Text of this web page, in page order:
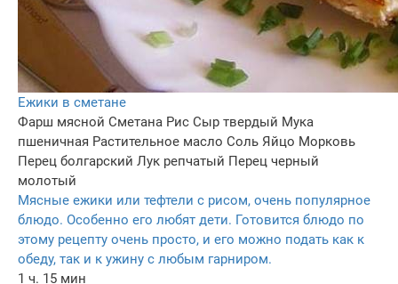
Ежики в сметане
Фарш мясной Сметана Рис Сыр твердый Мука
пшеничная Растительное масло Соль Яйцо Морковь
Перец болгарский Лук репчатый Перец черный
молотый
Мясные ежики или тефтели с рисом, очень популярное
блюдо. Особенно его любят дети. Готовится блюдо по
этому рецепту очень просто, и его можно подать как к
обеду, так и к ужину с любым гарниром.
1 ч. 15 мин